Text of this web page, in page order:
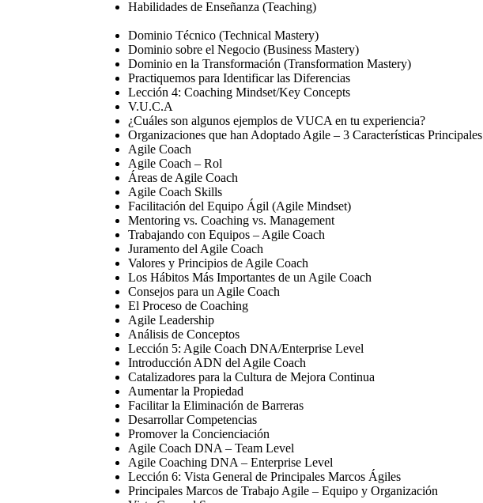
Habilidades de Enseñanza (Teaching)
Dominio Técnico (Technical Mastery)
Dominio sobre el Negocio (Business Mastery)
Dominio en la Transformación (Transformation Mastery)
Practiquemos para Identificar las Diferencias
Lección 4: Coaching Mindset/Key Concepts
V.U.C.A
¿Cuáles son algunos ejemplos de VUCA en tu experiencia?
Organizaciones que han Adoptado Agile – 3 Características Principales
Agile Coach
Agile Coach – Rol
Áreas de Agile Coach
Agile Coach Skills
Facilitación del Equipo Ágil (Agile Mindset)
Mentoring vs. Coaching vs. Management
Trabajando con Equipos – Agile Coach
Juramento del Agile Coach
Valores y Principios de Agile Coach
Los Hábitos Más Importantes de un Agile Coach
Consejos para un Agile Coach
El Proceso de Coaching
Agile Leadership
Análisis de Conceptos
Lección 5: Agile Coach DNA/Enterprise Level
Introducción ADN del Agile Coach
Catalizadores para la Cultura de Mejora Continua
Aumentar la Propiedad
Facilitar la Eliminación de Barreras
Desarrollar Competencias
Promover la Concienciación
Agile Coach DNA – Team Level
Agile Coaching DNA – Enterprise Level
Lección 6: Vista General de Principales Marcos Ágiles
Principales Marcos de Trabajo Agile – Equipo y Organización